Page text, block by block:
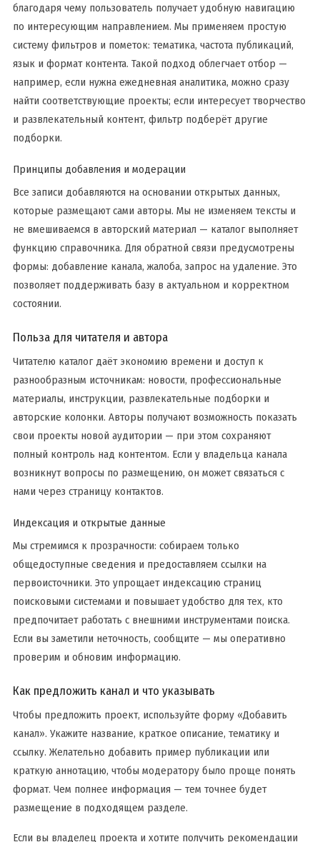
благодаря чему пользователь получает удобную навигацию
по интересующим направлением. Мы применяем простую
систему фильтров и пометок: тематика, частота публикаций,
язык и формат контента. Такой подход облегчает отбор —
например, если нужна ежедневная аналитика, можно сразу
найти соответствующие проекты; если интересует творчество
и развлекательный контент, фильтр подберёт другие
подборки.
Принципы добавления и модерации
Все записи добавляются на основании открытых данных,
которые размещают сами авторы. Мы не изменяем тексты и
не вмешиваемся в авторский материал — каталог выполняет
функцию справочника. Для обратной связи предусмотрены
формы: добавление канала, жалоба, запрос на удаление. Это
позволяет поддерживать базу в актуальном и корректном
состоянии.
Польза для читателя и автора
Читателю каталог даёт экономию времени и доступ к
разнообразным источникам: новости, профессиональные
материалы, инструкции, развлекательные подборки и
авторские колонки. Авторы получают возможность показать
свои проекты новой аудитории — при этом сохраняют
полный контроль над контентом. Если у владельца канала
возникнут вопросы по размещению, он может связаться с
нами через страницу контактов.
Индексация и открытые данные
Мы стремимся к прозрачности: собираем только
общедоступные сведения и предоставляем ссылки на
первоисточники. Это упрощает индексацию страниц
поисковыми системами и повышает удобство для тех, кто
предпочитает работать с внешними инструментами поиска.
Если вы заметили неточность, сообщите — мы оперативно
проверим и обновим информацию.
Как предложить канал и что указывать
Чтобы предложить проект, используйте форму «Добавить
канал». Укажите название, краткое описание, тематику и
ссылку. Желательно добавить пример публикации или
краткую аннотацию, чтобы модератору было проще понять
формат. Чем полнее информация — тем точнее будет
размещение в подходящем разделе.
Если вы владелец проекта и хотите получить рекомендации